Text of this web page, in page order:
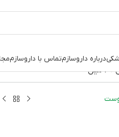
درباره داروسازمتماس با داروسازم